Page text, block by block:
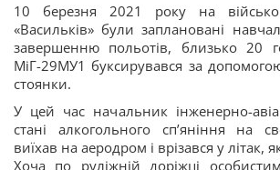
10 березня 2021 року на
«Васильків» були заплановані
завершенню польотів, близько 20
МіГ-29МУ1 буксирувався за
стоянки.
У цей час начальник інженерно-
стані алкогольного спʼяніння на
виїхав на аеродром і врізався у літак,
Хоча по руліжній доріжці